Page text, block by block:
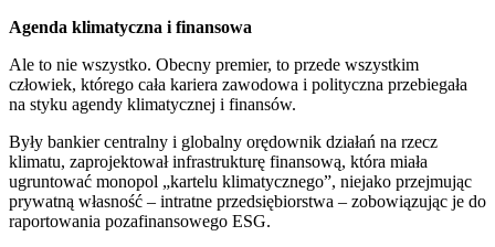
Agenda klimatyczna i finansowa
Ale to nie wszystko. Obecny premier, to przede wszystkim
człowiek, którego cała kariera zawodowa i polityczna przebiegała
na styku agendy klimatycznej i finansów.
Były bankier centralny i globalny orędownik działań na rzecz
klimatu, zaprojektował infrastrukturę finansową, która miała
ugruntować monopol „kartelu klimatycznego”, niejako przejmując
prywatną własność – intratne przedsiębiorstwa – zobowiązując je do
raportowania pozafinansowego ESG.